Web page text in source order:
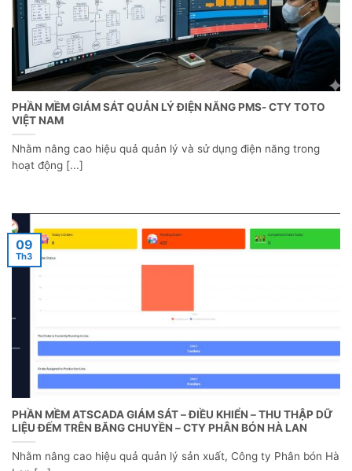
PHẦN MỀM GIÁM SÁT QUẢN LÝ ĐIỆN NĂNG PMS- CTY TOTO
VIỆT NAM
Nhằm nâng cao hiệu quả quản lý và sử dụng điện năng trong
hoạt động [...]
PHẦN MỀM ATSCADA GIÁM SÁT – ĐIỀU KHIỂN – THU THẬP DỮ
LIỆU ĐẾM TRÊN BĂNG CHUYỀN – CTY PHÂN BÓN HÀ LAN
Nhằm nâng cao hiệu quả quản lý sản xuất, Công ty Phân bón Hà
09
Th3